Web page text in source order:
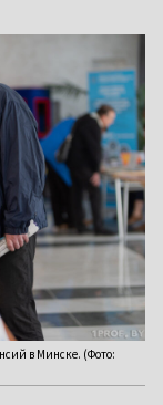
в Минске. (Фото: